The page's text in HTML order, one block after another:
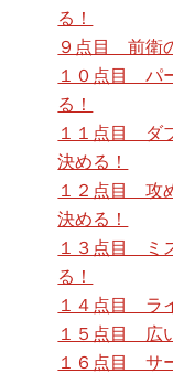
る！
９点目 前衛
１０点目 パ
る！
１１点目 ダ
決める！
１２点目 攻
決める！
１３点目 ミ
る！
１４点目 ラ
１５点目 広
１６点目 サ